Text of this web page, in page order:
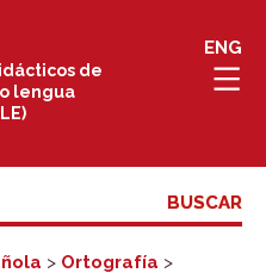
de
lengua
ENG
> Ortografía >